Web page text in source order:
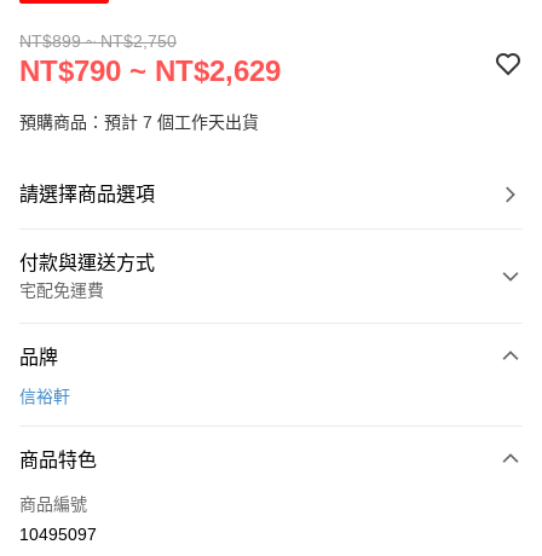
NT$899 ~ NT$2,750
NT$790 ~ NT$2,629
預購商品：預計 7 個工作天出貨
請選擇商品選項
付款與運送方式
宅配免運費
信用卡一次付款
6 期 0 利率 每期
合作金庫商業銀行
上海商業儲蓄銀行
LINE Pay
Apple Pay
品牌
信裕軒
商品特色
商品編號
10495097